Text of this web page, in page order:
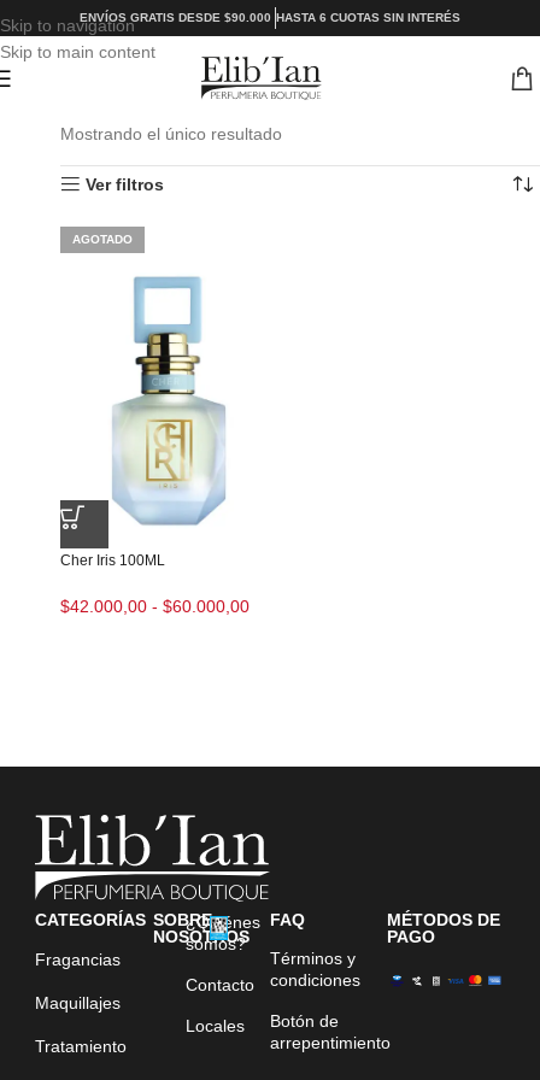
Skip to navigation
Skip to main content
ENVÍOS GRATIS DESDE $90.000 HASTA 6 CUOTAS SIN INTERÉS
Mostrando el único resultado
Ver filtros
AGOTADO
Cher Iris 100ML
$42.000,00 - $60.000,00
CATEGORÍAS
Fragancias
Maquillajes
Tratamiento
SOBRE
NOSOTROS
¿Quiénes
somos?
Contacto
Locales
FAQ
Términos y
condiciones
Botón de
arrepentimiento
MÉTODOS DE
PAGO